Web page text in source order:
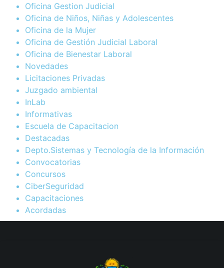
Oficina Gestion Judicial
Oficina de Niños, Niñas y Adolescentes
Oficina de la Mujer
Oficina de Gestión Judicial Laboral
Oficina de Bienestar Laboral
Novedades
Licitaciones Privadas
Juzgado ambiental
InLab
Informativas
Escuela de Capacitacion
Destacadas
Depto.Sistemas y Tecnología de la Información
Convocatorias
Concursos
CiberSeguridad
Capacitaciones
Acordadas